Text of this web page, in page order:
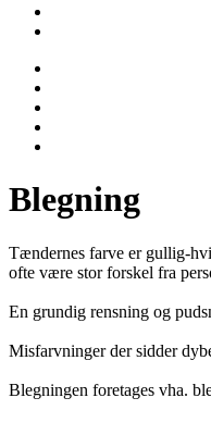
Blegning
Tændernes farve er gullig-
ofte være stor forskel fra
En grundig rensning og
Misfarvninger der sidder
Blegningen foretages vha.